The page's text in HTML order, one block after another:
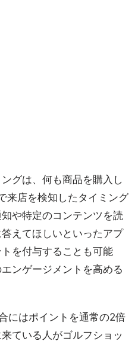
グは、何も商品を購入し
来店を検知したタイミング
や特定のコンテンツを読
えてほしいといったアプ
を付与することも可能
ンゲージメントを高める
にはポイントを通常の2倍
ている人がゴルフショッ